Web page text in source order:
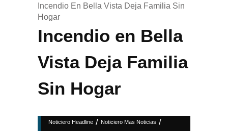
Incendio En Bella Vista Deja Familia Sin
Hogar
Incendio en Bella
Vista Deja Familia
Sin Hogar
Noticiero Headline / Noticiero Mas Noticias /